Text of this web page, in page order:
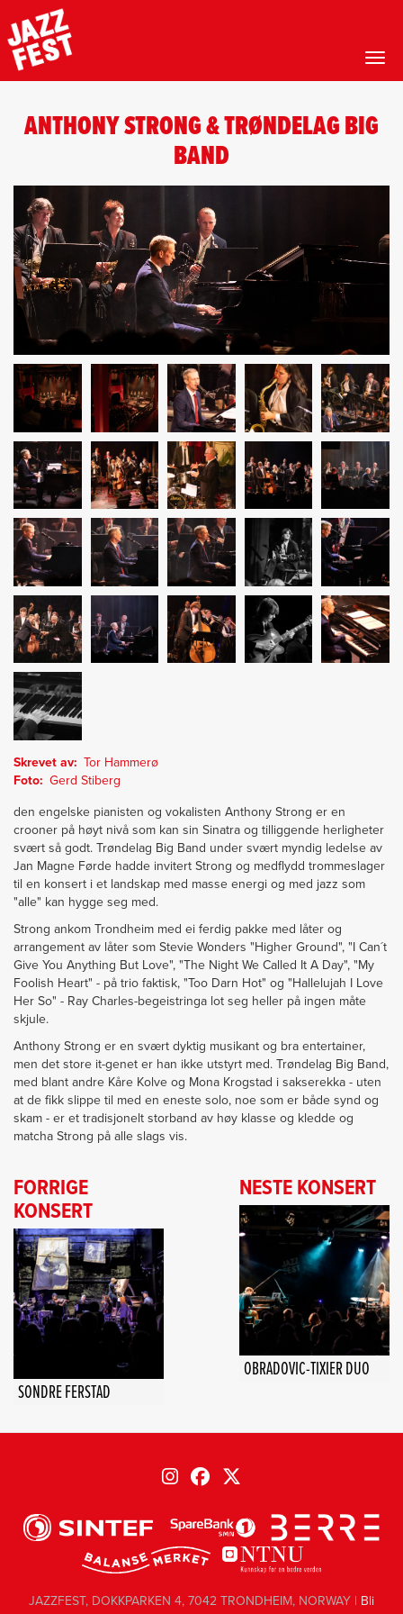
hovedinnhold
ANTHONY STRONG & TRØNDELAG BIG
BAND
Skrevet av
Tor Hammerø
Foto
Gerd Stiberg
den engelske pianisten og vokalisten Anthony Strong er en
crooner på høyt nivå som kan sin Sinatra og tilliggende herligheter
svært så godt. Trøndelag Big Band under svært myndig ledelse av
Jan Magne Førde hadde invitert Strong og medflydd trommeslager
til en konsert i et landskap med masse energi og med jazz som
"alle" kan hygge seg med.
Strong ankom Trondheim med ei ferdig pakke med låter og
arrangement av låter som Stevie Wonders "Higher Ground", "I Can´t
Give You Anything But Love", "The Night We Called It A Day", "My
Foolish Heart" - på trio faktisk, "Too Darn Hot" og "Hallelujah I Love
Her So" - Ray Charles-begeistringa lot seg heller på ingen måte
skjule.
Anthony Strong er en svært dyktig musikant og bra entertainer,
men det store it-genet er han ikke utstyrt med. Trøndelag Big Band,
med blant andre Kåre Kolve og Mona Krogstad i sakserekka - uten
at de fikk slippe til med en eneste solo, noe som er både synd og
skam - er et tradisjonelt storband av høy klasse og kledde og
matcha Strong på alle slags vis.
FORRIGE
KONSERT
SONDRE FERSTAD
NESTE KONSERT
OBRADOVIC-TIXIER DUO
JAZZFEST, DOKKPARKEN 4, 7042 TRONDHEIM, NORWAY | Bli